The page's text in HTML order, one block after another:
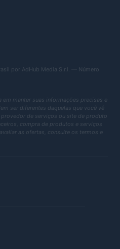
por AdHub Media S.r.l. — Número
manter suas informações precisas e
ser diferentes daquelas que você vê
de serviços ou site de produto
compra de produtos e serviços
as ofertas, consulte os termos e